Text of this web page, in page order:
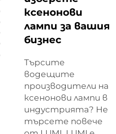
ксенонови
лампи за вашия
бизнес
Търсите
водещите
производители на
ксенонови лампи в
индустрията? Не
търсете повече